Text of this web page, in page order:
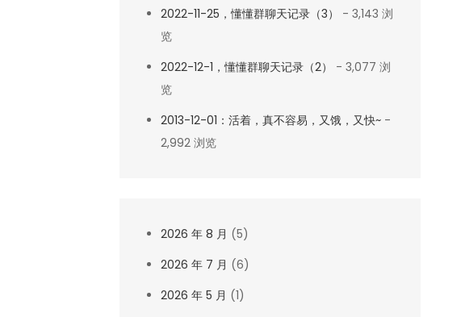
2022-11-25，懂懂群聊天记录（3）
- 3,143 浏
览
2022-12-1，懂懂群聊天记录（2）
- 3,077 浏
览
2013-12-01：活着，真不容易，又饿，又快~-
2,992 浏览
2026 年 8 月 (5)
2026 年 7 月 (6)
2026 年 5 月 (1)